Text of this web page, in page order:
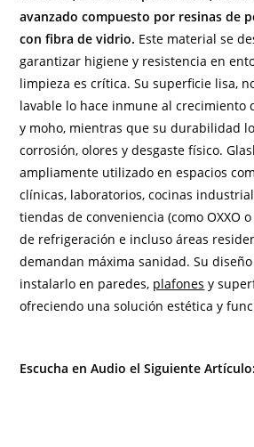
avanzado compuesto por resinas de
con fibra de vidrio. Este material se
garantizar higiene y resistencia en
limpieza es crítica. Su superficie lisa,
lavable lo hace inmune al crecimiento
y moho, mientras que su durabilidad
corrosión, olores y desgaste físico.
ampliamente utilizado en espacios
clínicas, laboratorios, cocinas
tiendas de conveniencia (como OXXO
de refrigeración e incluso áreas
demandan máxima sanidad. Su
instalarlo en paredes, plafones y
ofreciendo una solución estética y
Escucha en Audio el Siguiente Artículo: